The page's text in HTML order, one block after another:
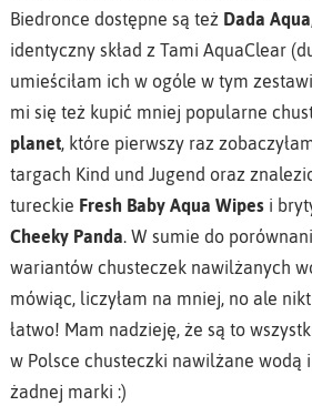
Biedronce dostępne są też Dada Aqua
identyczny skład z Tami AquaClear
umieściłam ich w ogóle w tym
mi się też kupić mniej popularne
planet, które pierwszy raz
targach Kind und Jugend oraz
tureckie Fresh Baby Aqua Wipesi
Cheeky Panda. W sumie do
wariantów chusteczek nawilżanych
mówiąc, liczyłam na mniej, no ale
łatwo! Mam nadzieję, że są to
w Polsce chusteczki nawilżane wodą
żadnej marki :)